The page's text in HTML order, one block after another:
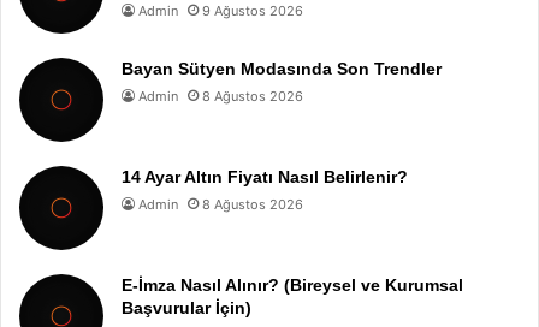
Admin 9 Ağustos 2026
Bayan Sütyen Modasında Son Trendler
Admin 8 Ağustos 2026
14 Ayar Altın Fiyatı Nasıl Belirlenir?
Admin 8 Ağustos 2026
E-İmza Nasıl Alınır? (Bireysel ve Kurumsal
Başvurular İçin)